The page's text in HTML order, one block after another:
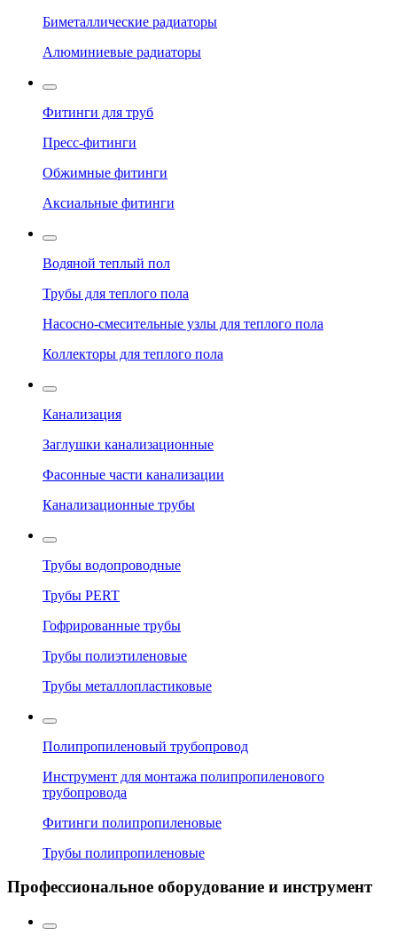
Биметаллические радиаторы
Алюминиевые радиаторы
Фитинги для труб
Пресс-фитинги
Обжимные фитинги
Аксиальные фитинги
Водяной теплый пол
Трубы для теплого пола
Насосно-смесительные узлы для теплого пола
Коллекторы для теплого пола
Канализация
Заглушки канализационные
Фасонные части канализации
Канализационные трубы
Трубы водопроводные
Трубы PERT
Гофрированные трубы
Трубы полиэтиленовые
Трубы металлопластиковые
Полипропиленовый трубопровод
Инструмент для монтажа полипропиленового
трубопровода
Фитинги полипропиленовые
Трубы полипропиленовые
Профессиональное оборудование и инструмент